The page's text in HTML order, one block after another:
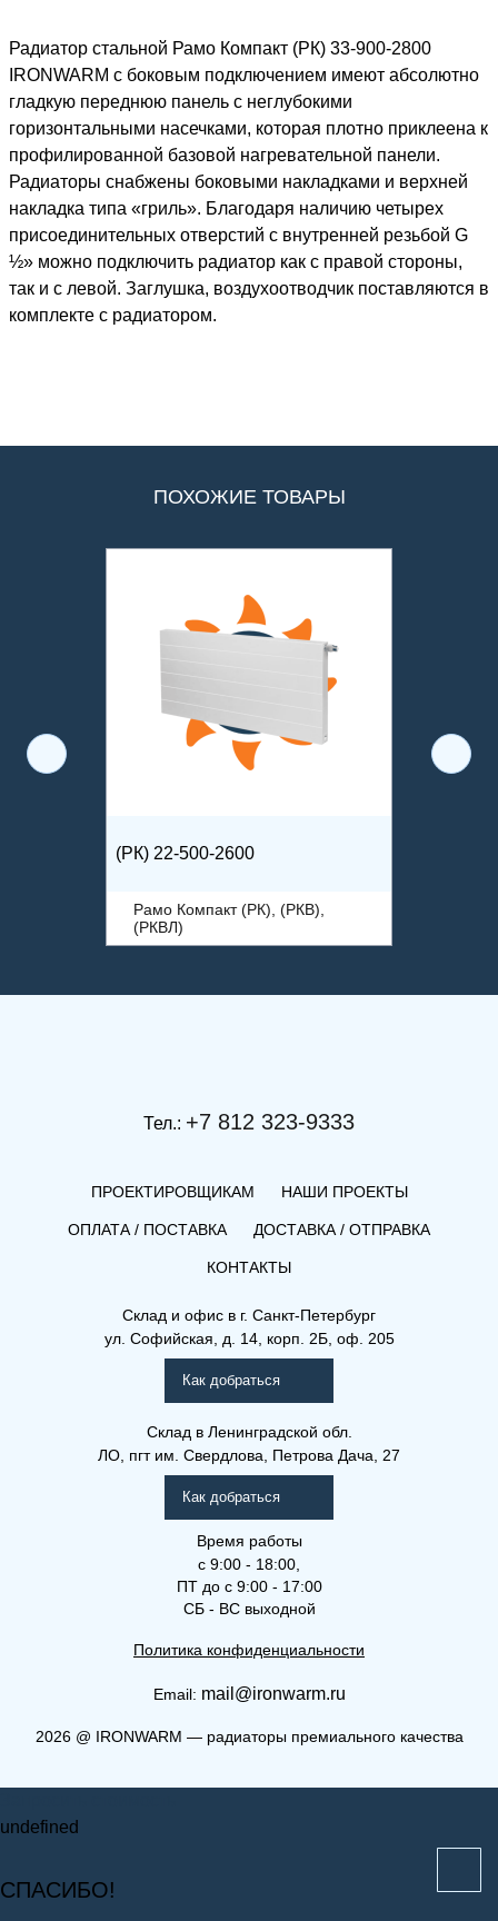
Радиатор стальной Рамо Компакт (РК) 33-900-2800
IRONWARM с боковым подключением имеют абсолютно
гладкую переднюю панель с неглубокими
горизонтальными насечками, которая плотно приклеена к
профилированной базовой нагревательной панели.
Радиаторы снабжены боковыми накладками и верхней
накладка типа «гриль». Благодаря наличию четырех
присоединительных отверстий с внутренней резьбой G
½» можно подключить радиатор как с правой стороны,
так и с левой. Заглушка, воздухоотводчик поставляются в
комплекте с радиатором.
ПОХОЖИЕ ТОВАРЫ
(РК) 22-500-2600
Рамо Компакт (РК), (РКВ),
(РКВЛ)
Рамо Компакт (РК), (РКВ),
(РКВЛ) 11-500-2100
Рамо Компакт (РК), (РКВ),
Тел.: +7 812 323-9333
ПРОЕКТИРОВЩИКАМ НАШИ ПРОЕКТЫ
ОПЛАТА / ПОСТАВКА ДОСТАВКА / ОТПРАВКА
КОНТАКТЫ
Склад и офис в г. Санкт-Петербург
ул. Софийская, д. 14, корп. 2Б, оф. 205
Как добраться
Склад в Ленинградской обл.
ЛО, пгт им. Свердлова, Петрова Дача, 27
Как добраться
Время работы
с 9:00 - 18:00,
ПТ до с 9:00 - 17:00
СБ - ВС выходной
Политика конфиденциальности
Email: mail@ironwarm.ru
2026@ IRONWARM — радиаторы премиального качества
undefined
СПАСИБО!